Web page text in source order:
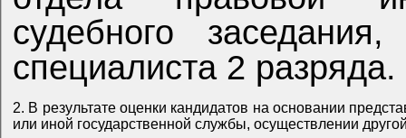
судебного
специалиста 2 разряда.
2. В результате оценки кандидатов на основании
или иной государственной службы, осуществлении